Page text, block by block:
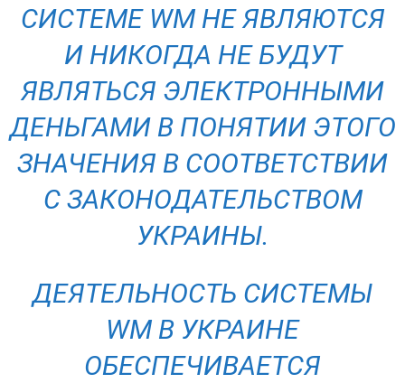
СИСТЕМЕ WМ НЕ ЯВЛЯЮТСЯ
И НИКОГДА НЕ БУДУТ
ЯВЛЯТЬСЯ ЭЛЕКТРОННЫМИ
ДЕНЬГАМИ В ПОНЯТИИ ЭТОГО
ЗНАЧЕНИЯ В СООТВЕТСТВИИ
С ЗАКОНОДАТЕЛЬСТВОМ
УКРАИНЫ.
ДЕЯТЕЛЬНОСТЬ СИСТЕМЫ
WМ В УКРАИНЕ
ОБЕСПЕЧИВАЕТСЯ